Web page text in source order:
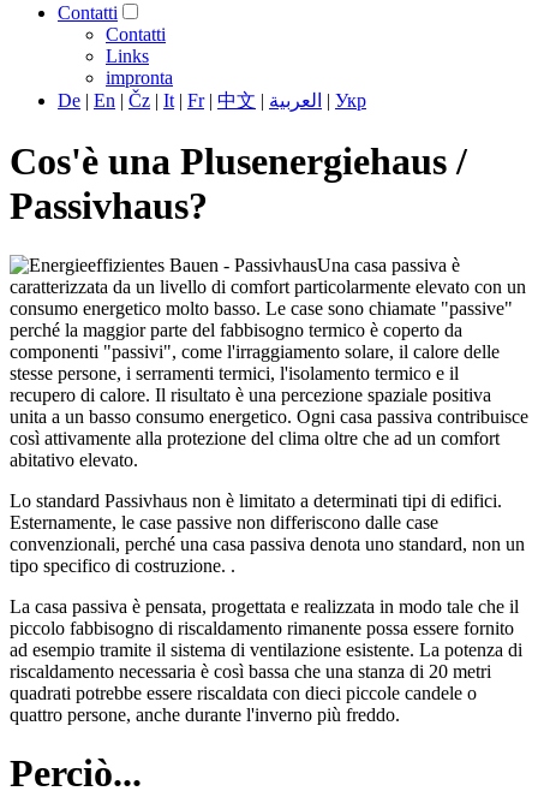
Contatti
Contatti
Links
impronta
De | En | Čz | It | Fr| 中文 | العربية | Укр
Cos'è una Plusenergiehaus /
Passivhaus?
Una casa passiva è
caratterizzata da un livello di comfort particolarmente elevato con un
consumo energetico molto basso. Le case sono chiamate "passive"
perché la maggior parte del fabbisogno termico è coperto da
componenti "passivi", come l'irraggiamento solare, il calore delle
stesse persone, i serramenti termici, l'isolamento termico e il
recupero di calore. Il risultato è una percezione spaziale positiva
unita a un basso consumo energetico. Ogni casa passiva contribuisce
così attivamente alla protezione del clima oltre che ad un comfort
abitativo elevato.
Lo standard Passivhaus non è limitato a determinati tipi di edifici.
Esternamente, le case passive non differiscono dalle case
convenzionali, perché una casa passiva denota uno standard, non un
tipo specifico di costruzione. .
La casa passiva è pensata, progettata e realizzata in modo tale che il
piccolo fabbisogno di riscaldamento rimanente possa essere fornito
ad esempio tramite il sistema di ventilazione esistente. La potenza di
riscaldamento necessaria è così bassa che una stanza di 20 metri
quadrati potrebbe essere riscaldata con dieci piccole candele o
quattro persone, anche durante l'inverno più freddo.
Perciò...